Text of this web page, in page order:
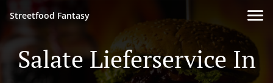
Streetfood Fantasy
Salate Lieferservice In